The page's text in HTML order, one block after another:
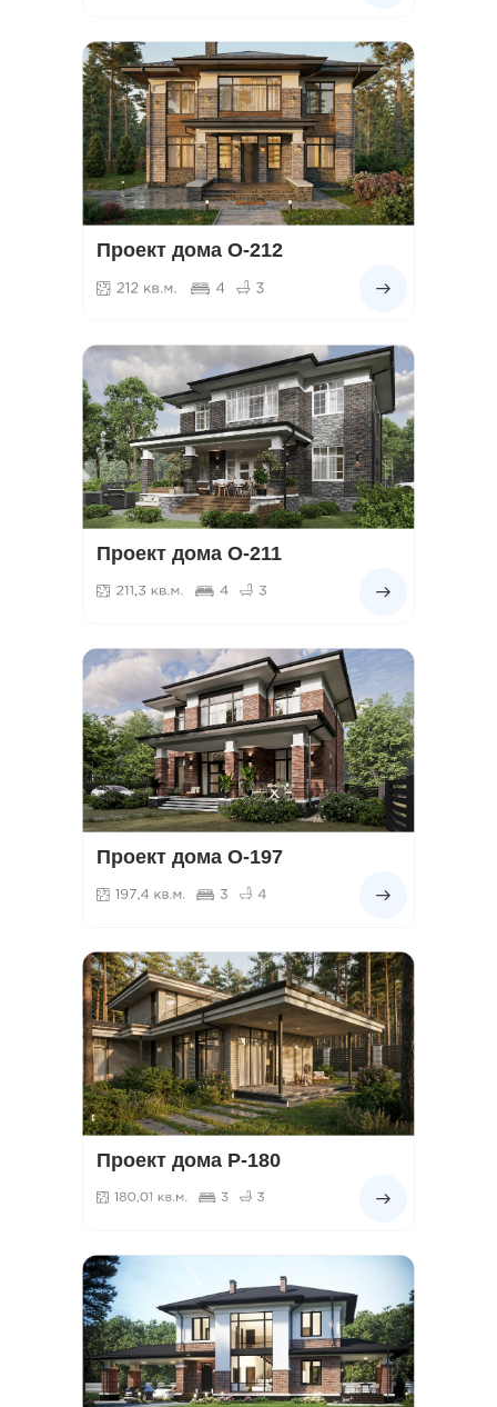
Проект дома О-212
Проект дома О-211
Проект дома О-197
Проект дома Р-180